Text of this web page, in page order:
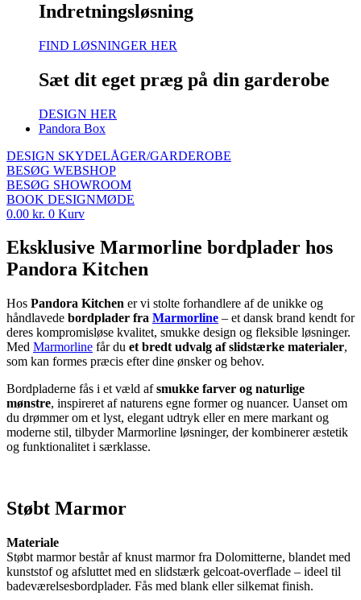
Indretningsløsning
FIND LØSNINGER HER
Sæt dit eget præg på din garderobe
DESIGN HER
Pandora Box
DESIGN SKYDELÅGER/GARDEROBE
BESØG WEBSHOP
BESØG SHOWROOM
BOOK DESIGNMØDE
0.00 kr. 0 Kurv
Eksklusive Marmorline bordplader hos
Pandora Kitchen
Hos Pandora Kitchen er vi stolte forhandlere af de unikke og
håndlavede bordplader fra Marmorline – et dansk brand kendt for
deres kompromisløse kvalitet, smukke design og fleksible løsninger.
Med Marmorline får du et bredt udvalg af slidstærke materialer,
som kan formes præcis efter dine ønsker og behov.
Bordpladerne fås i et væld afsmukke farver og naturlige
mønstre, inspireret af naturens egne former og nuancer. Uanset om
du drømmer om et lyst, elegant udtryk eller en mere markant og
moderne stil, tilbyder Marmorline løsninger, der kombinerer æstetik
og funktionalitet i særklasse.
Støbt Marmor
Materiale
Støbt marmor består af knust marmor fra Dolomitterne, blandet med
kunststof og afsluttet med en slidstærk gelcoat-overflade – ideel til
badeværelsesbordplader. Fås med blank eller silkemat finish.